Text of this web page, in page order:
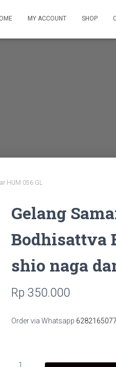
MY ACCOUNT SHOP
HUM 056 GL
Gelang
Bodhisattva
shio naga
Rp 350.000
Order via Whatsapp
Gelang